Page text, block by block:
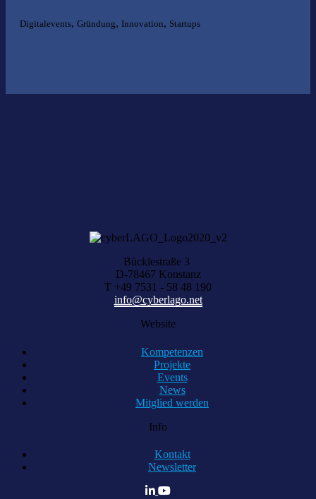
Digitalevents, Gründung, Innovation, Startups
Bücklestraße 3
D-78467 Konstanz
T +49 7531 - 58 48 190
info@cyberlago.net
Website
Kompetenzen
Projekte
Events
News
Mitglied werden
Info
Kontakt
Newsletter